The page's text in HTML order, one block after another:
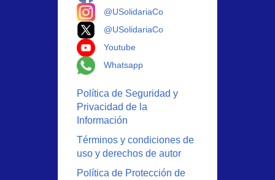
@USolidariaCo
@USolidariaCo
Youtube
Whatsapp
Política de Seguridad y
Privacidad de la
Información
Términos y condiciones de
uso y derechos de autor
Política de Protección de